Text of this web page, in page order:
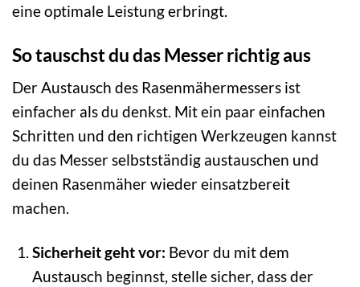
eine optimale Leistung erbringt.
So tauschst du das Messer richtig aus
Der Austausch des Rasenmähermessers ist
einfacher als du denkst. Mit ein paar einfachen
Schritten und den richtigen Werkzeugen kannst
du das Messer selbstständig austauschen und
deinen Rasenmäher wieder einsatzbereit
machen.
Sicherheit geht vor: Bevor du mit dem
Austausch beginnst, stelle sicher, dass der